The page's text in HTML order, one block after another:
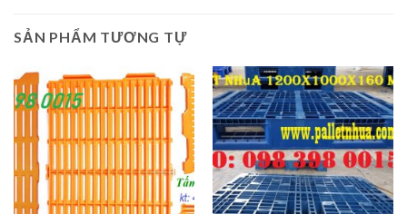
SẢN PHẨM TƯƠNG TỰ